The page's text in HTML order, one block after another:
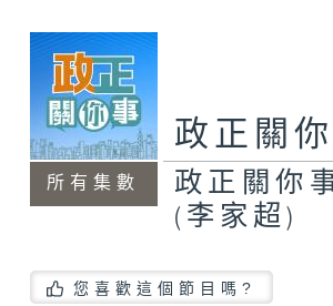
所有集數
政正關
政正關你
(李家超)
您喜歡這個節目嗎?